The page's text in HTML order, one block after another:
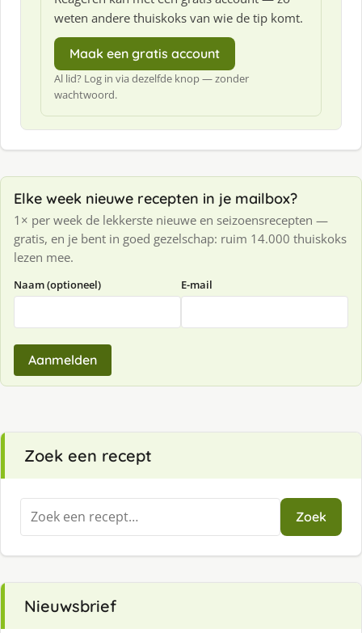
weten andere thuiskoks van wie de tip komt.
Maak een gratis account
Al lid? Log in via dezelfde knop — zonder
wachtwoord.
Elke week nieuwe recepten in je mailbox?
1× per week de lekkerste nieuwe en seizoensrecepten —
gratis, en je bent in goed gezelschap: ruim 14.000 thuiskoks
lezen mee.
Naam (optioneel) E-mail
Aanmelden
Zoek een recept
Zoeken
naar:
Zoek
Nieuwsbrief